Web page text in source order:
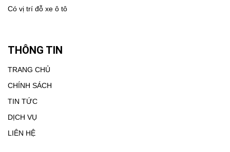
Có vị trí đỗ xe ô tô
THÔNG TIN
TRANG CHỦ
CHÍNH SÁCH
TIN TỨC
DỊCH VỤ
LIÊN HỆ